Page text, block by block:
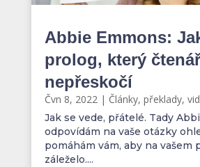
Abbie Emmons:
prolog, který
nepřeskočí
Čvn 8, 2022| Články, překlady,
Jak se vede, přátelé. Tady
odpovídám na vaše otázky
pomáhám vám, aby na vašem
záleželo....